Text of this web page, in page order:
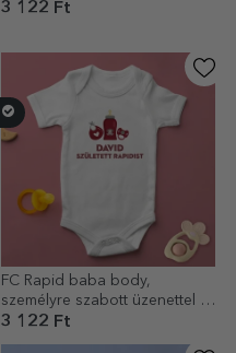
gyerekeknek, életkorral és
3 122 Ft
FC Rapid baba body,
személyre szabott üzenettel –
Rapid szurkolóként született
3 122 Ft